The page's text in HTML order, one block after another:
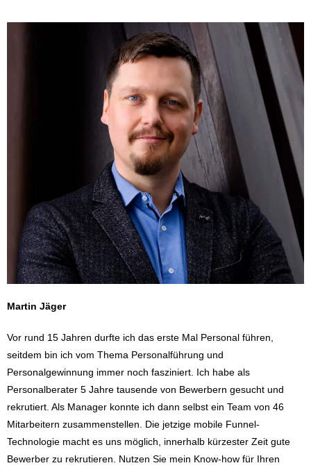
Martin Jäger
Vor rund 15 Jahren durfte ich das erste Mal Personal führen,
seitdem bin ich vom Thema Personalführung und
Personalgewinnung immer noch fasziniert. Ich habe als
Personalberater 5 Jahre tausende von Bewerbern gesucht und
rekrutiert. Als Manager konnte ich dann selbst ein Team von 46
Mitarbeitern zusammenstellen. Die jetzige mobile Funnel-
Technologie macht es uns möglich, innerhalb kürzester Zeit gute
Bewerber zu rekrutieren. Nutzen Sie mein Know-how für Ihren